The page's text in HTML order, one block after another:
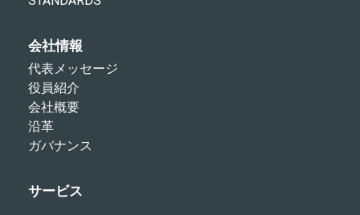
会社情報
代表メッセージ
役員紹介
会社概要
沿革
ガバナンス
サービス